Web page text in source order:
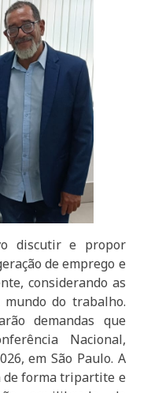
discutir e propor
de emprego e
considerando as
do trabalho.
demandas que
Nacional,
em São Paulo. A
de forma tripartite e